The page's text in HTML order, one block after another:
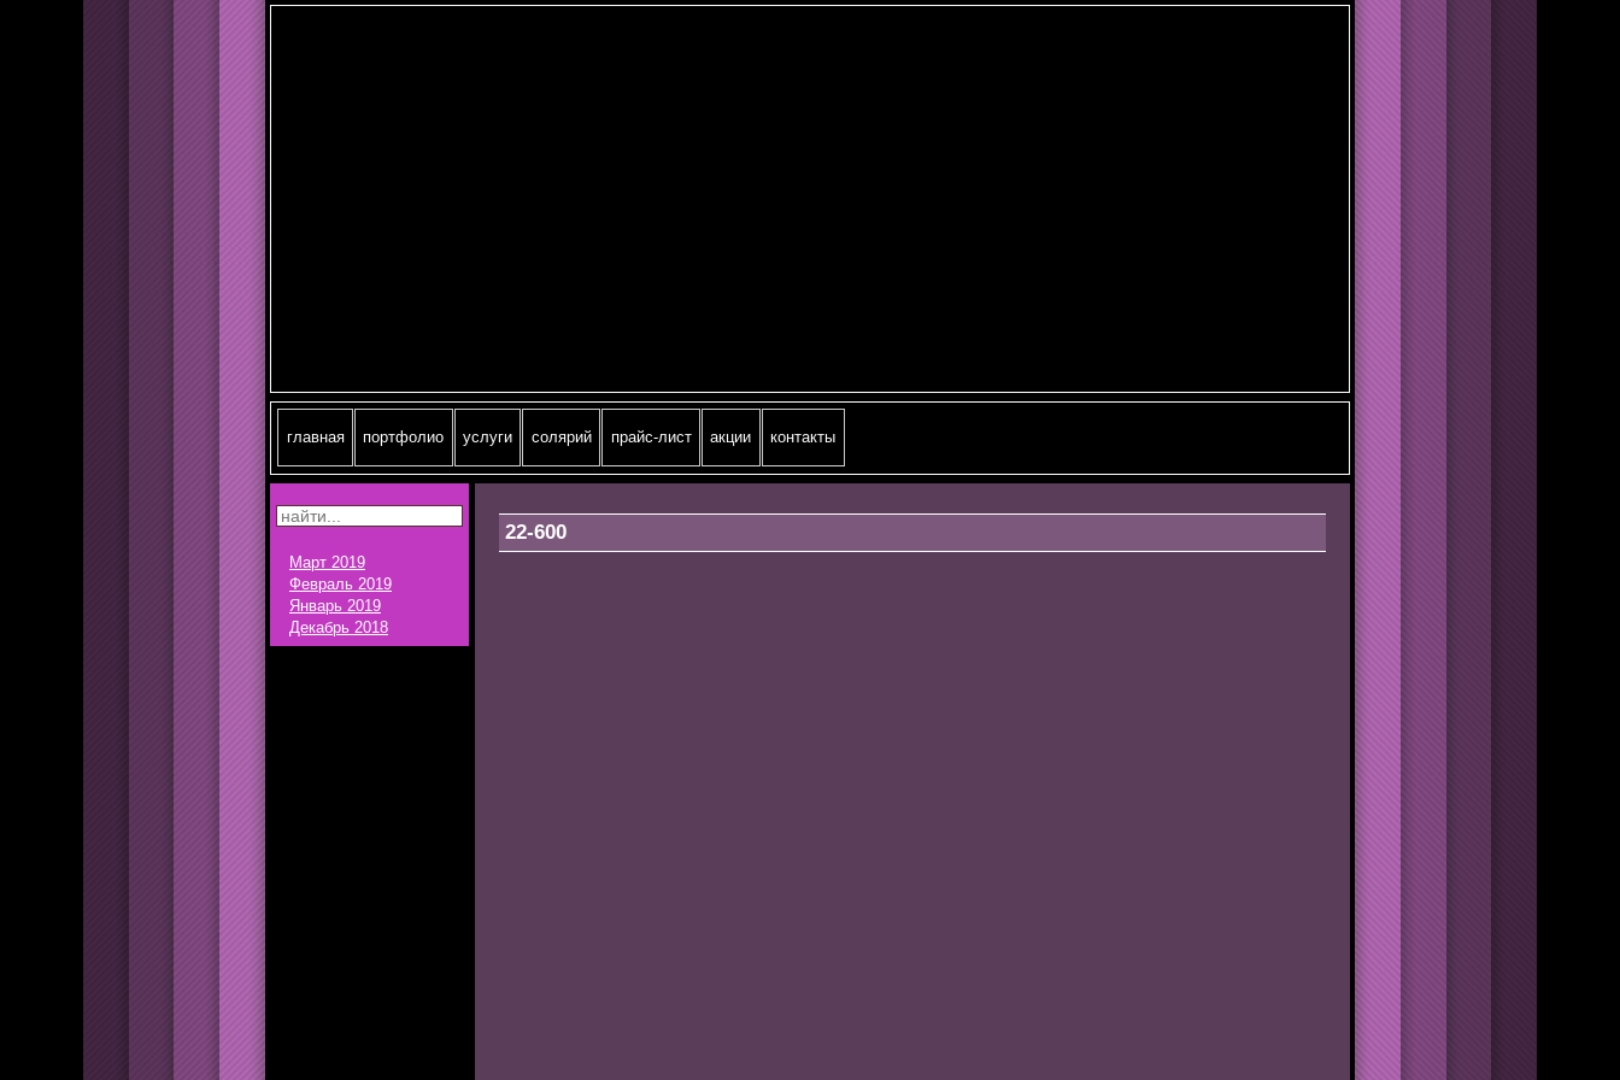
главная портфолио услуги cолярий прайс-лист акции контакты
Март 2019
Февраль 2019
Январь 2019
Декабрь 2018
22-600